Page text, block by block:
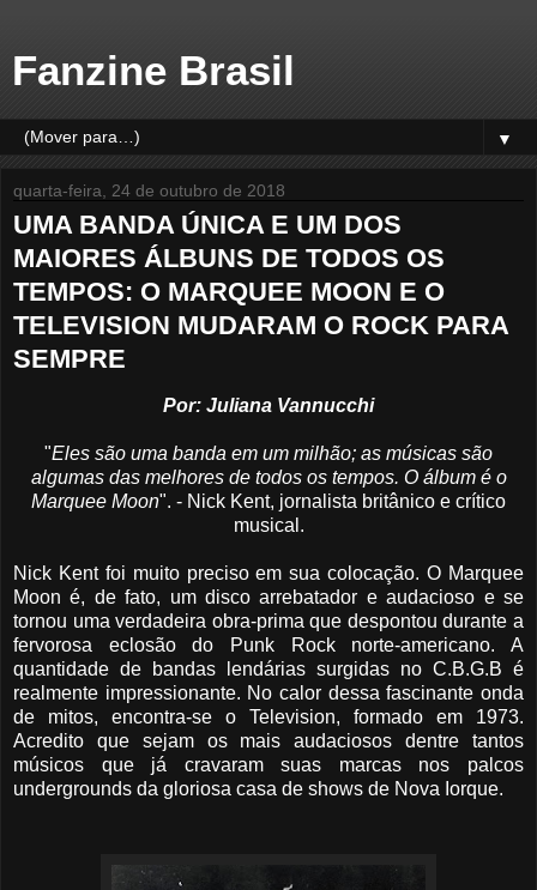
Fanzine Brasil
▼
quarta-feira, 24 de outubro de 2018
UMA BANDA ÚNICA E UM DOS
MAIORES ÁLBUNS DE TODOS OS
TEMPOS: O MARQUEE MOON E O
TELEVISION MUDARAM O ROCK PARA
SEMPRE
Por: Juliana Vannucchi
"Eles são uma banda em um milhão; as músicas são
algumas das melhores de todos os tempos. O álbum é o
Marquee Moon". - Nick Kent, jornalista britânico e crítico
musical.
Nick Kent foi muito preciso em sua colocação. O Marquee
Moon é, de fato, um disco arrebatador e audacioso e se
tornou uma verdadeira obra-prima que despontou durante a
fervorosa eclosão do Punk Rock norte-americano. A
quantidade de bandas lendárias surgidas no C.B.G.B é
realmente impressionante. No calor dessa fascinante onda
de mitos, encontra-se o Television, formado em 1973.
Acredito que sejam os mais audaciosos dentre tantos
músicos que já cravaram suas marcas nos palcos
undergrounds da gloriosa casa de shows de Nova Iorque.